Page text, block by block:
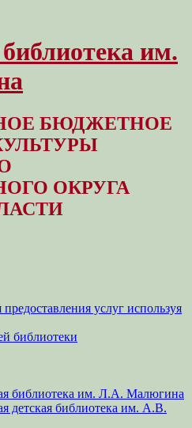
им.
БЮДЖЕТНОЕ
ОКРУГА
услуг используя
библиотеки
библиотека им. Л.А. Малюгина
детская библиотека им. А.В.